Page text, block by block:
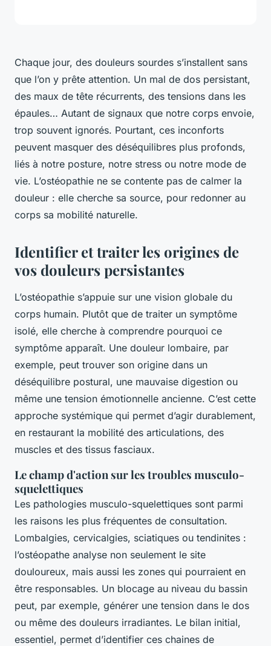
Chaque jour, des douleurs sourdes s’installent sans
que l’on y prête attention. Un mal de dos persistant,
des maux de tête récurrents, des tensions dans les
épaules… Autant de signaux que notre corps envoie,
trop souvent ignorés. Pourtant, ces inconforts
peuvent masquer des déséquilibres plus profonds,
liés à notre posture, notre stress ou notre mode de
vie. L’ostéopathie ne se contente pas de calmer la
douleur : elle cherche sa source, pour redonner au
corps sa mobilité naturelle.
Identifier et traiter les origines de
vos douleurs persistantes
L’ostéopathie s’appuie sur une vision globale du
corps humain. Plutôt que de traiter un symptôme
isolé, elle cherche à comprendre pourquoi ce
symptôme apparaît. Une douleur lombaire, par
exemple, peut trouver son origine dans un
déséquilibre postural, une mauvaise digestion ou
même une tension émotionnelle ancienne. C’est cette
approche systémique qui permet d’agir durablement,
en restaurant la mobilité des articulations, des
muscles et des tissus fasciaux.
Le champ d'action sur les troubles musculo-
squelettiques
Les pathologies musculo-squelettiques sont parmi
les raisons les plus fréquentes de consultation.
Lombalgies, cervicalgies, sciatiques ou tendinites :
l’ostéopathe analyse non seulement le site
douloureux, mais aussi les zones qui pourraient en
être responsables. Un blocage au niveau du bassin
peut, par exemple, générer une tension dans le dos
ou même des douleurs irradiantes. Le bilan initial,
essentiel, permet d’identifier ces chaines de